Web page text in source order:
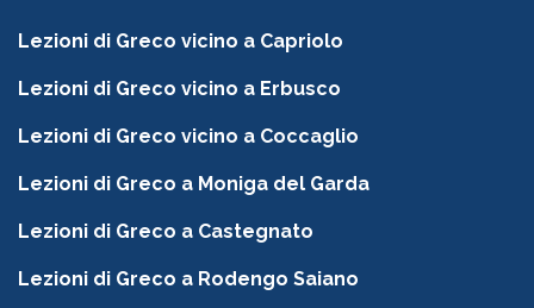
Lezioni di Greco vicino a Capriolo
Lezioni di Greco vicino a Erbusco
Lezioni di Greco vicino a Coccaglio
Lezioni di Greco a Moniga del Garda
Lezioni di Greco a Castegnato
Lezioni di Greco a Rodengo Saiano